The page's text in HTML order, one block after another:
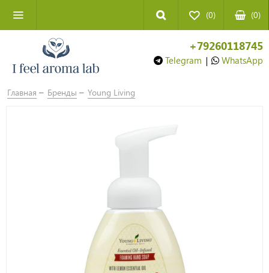
(0) (0)
+79260118745
Telegram | WhatsApp
Главная Бренды Young Living